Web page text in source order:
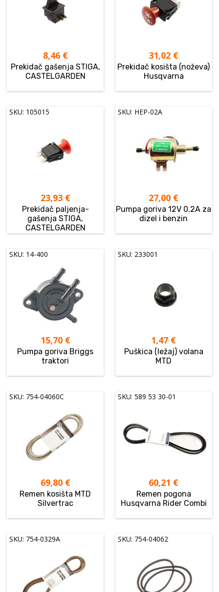
8,46 €
Prekidač gašenja STIGA,
CASTELGARDEN
31,02 €
Prekidač kosišta (noževa)
Husqvarna
SKU: 105015
23,93 €
Prekidač paljenja-
gašenja STIGA,
CASTELGARDEN
SKU: HEP-02A
27,00 €
Pumpa goriva 12V 0,2A za
dizel i benzin
SKU: 14-400
15,70 €
Pumpa goriva Briggs
traktori
SKU: 233001
1,47 €
Puškica (ležaj) volana
MTD
SKU: 754-04060C
69,80 €
Remen kosišta MTD
Silvertrac
SKU: 589 53 30-01
60,21 €
Remen pogona
Husqvarna Rider Combi
SKU: 754-0329A SKU: 754-04062